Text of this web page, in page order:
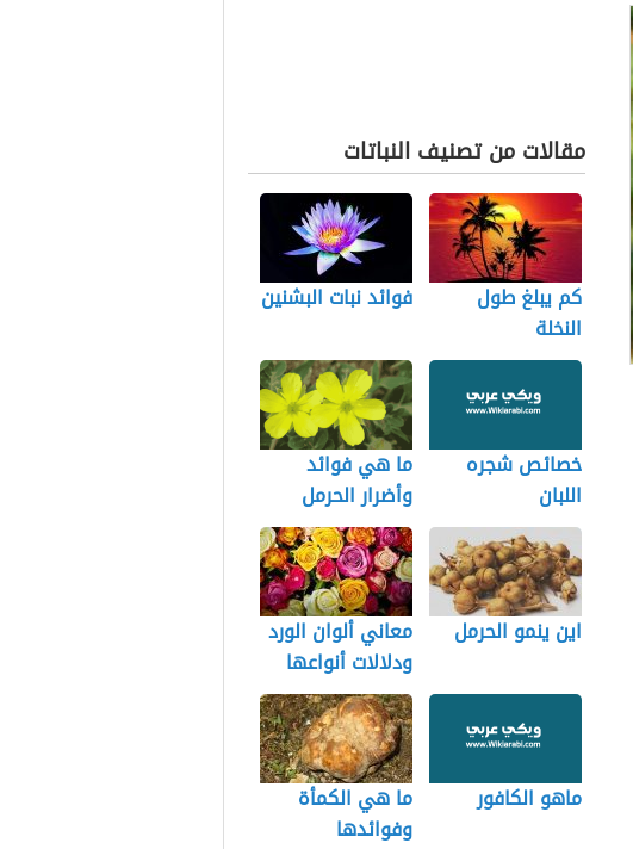
مقالات من تصنيف النباتات
كم يبلغ طول
النخلة
فوائد نبات البشنين
خصائص شجره
اللبان
ما هي فوائد
وأضرار الحرمل
اين ينمو الحرمل
معاني ألوان الورد
ودلالات أنواعها
ماهو الكافور
ما هي الكمأة
وفوائدها